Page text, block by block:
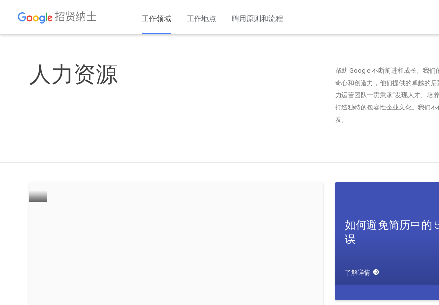
工作领域 工作地点 聘用原则和流程
人力资源
帮助 Google 不断前进和成长。我
奇心和创造力，他们提供的卓越的
力运营团队一贯秉承“发现人才、培
打造独特的包容性企业文化。我们
友。
如何避免简历中的
误
了解详情